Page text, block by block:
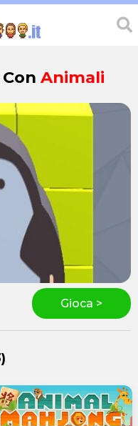
Animali
Gioca >